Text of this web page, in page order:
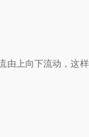
上向下流动，这